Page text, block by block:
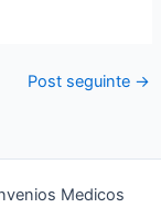
Post seguinte →
Medicos